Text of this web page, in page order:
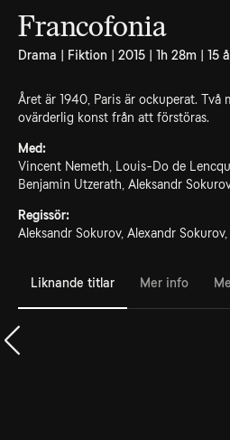
Francofonia
Drama | Fiktion | 2015 | 1h 28m | 15
Året är 1940, Paris är ockuperat. Två
ovärderlig konst från att förstöras.
Med:
Vincent Nemeth, Louis-Do de
Benjamin Utzerath, Aleksandr
Regissör:
Aleksandr Sokurov, Alexandr
Liknande titlar Mer info